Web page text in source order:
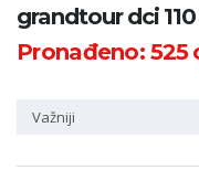
Županija
grandtour dci
Pronađeno:525
Važniji